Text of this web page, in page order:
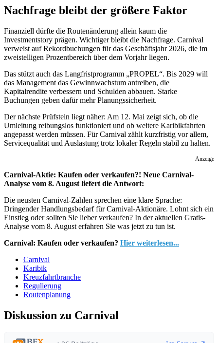
Nachfrage bleibt der größere Faktor
Finanziell dürfte die Routenänderung allein kaum die
Investmentstory prägen. Wichtiger bleibt die Nachfrage. Carnival
verweist auf Rekordbuchungen für das Geschäftsjahr 2026, die im
zweistelligen Prozentbereich über dem Vorjahr liegen.
Das stützt auch das Langfristprogramm „PROPEL“. Bis 2029 will
das Management das Gewinnwachstum antreiben, die
Kapitalrendite verbessern und Schulden abbauen. Starke
Buchungen geben dafür mehr Planungssicherheit.
Der nächste Prüfstein liegt näher: Am 12. Mai zeigt sich, ob die
Umleitung reibungslos funktioniert und ob weitere Karibikfahrten
angepasst werden müssen. Für Carnival zählt kurzfristig vor allem,
Servicequalität und Auslastung trotz lokaler Regeln stabil zu halten.
Anzeige
Carnival-Aktie: Kaufen oder verkaufen?! Neue Carnival-
Analyse vom 8. August liefert die Antwort:
Die neusten Carnival-Zahlen sprechen eine klare Sprache:
Dringender Handlungsbedarf für Carnival-Aktionäre. Lohnt sich ein
Einstieg oder sollten Sie lieber verkaufen? In der aktuellen Gratis-
Analyse vom 8. August erfahren Sie was jetzt zu tun ist.
Carnival: Kaufen oder verkaufen? Hier weiterlesen...
Carnival
Karibik
Kreuzfahrtbranche
Regulierung
Routenplanung
Diskussion zu Carnival